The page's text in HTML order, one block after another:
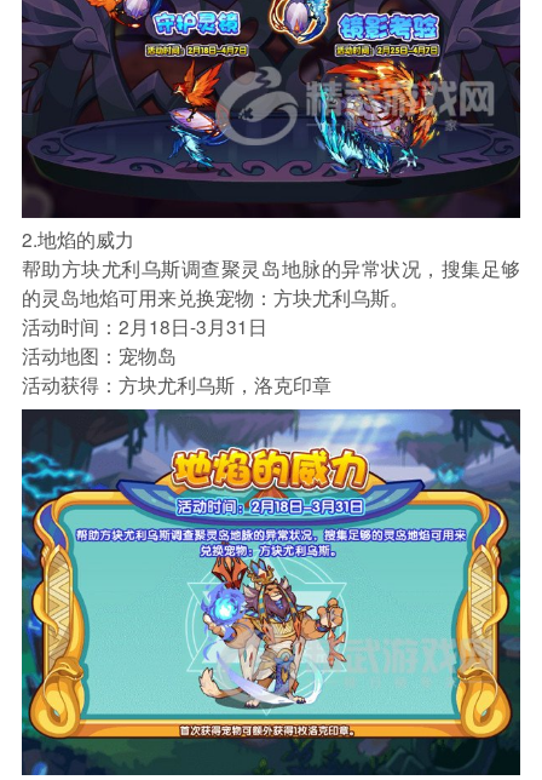
2.地焰的威力
帮助方块尤利乌斯调查聚灵岛地脉的异常状况，搜集足够
的灵岛地焰可用来兑换宠物：方块尤利乌斯。
活动时间：2月18日-3月31日
活动地图：宠物岛
活动获得：方块尤利乌斯，洛克印章